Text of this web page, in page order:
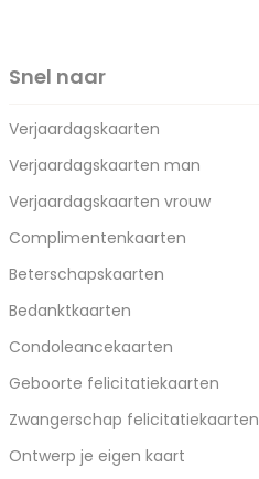
Snel naar
Verjaardagskaarten
Verjaardagskaarten man
Verjaardagskaarten vrouw
Complimentenkaarten
Beterschapskaarten
Bedanktkaarten
Condoleancekaarten
Geboorte felicitatiekaarten
Zwangerschap felicitatiekaarten
Ontwerp je eigen kaart